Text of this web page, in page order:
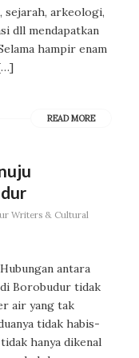
sejarah, arkeologi,
dll mendapatkan
hampir enam
READ MORE
Writers & Cultural
antara
Borobudur tidak
air yang tak
tidak habis-
hanya dikenal